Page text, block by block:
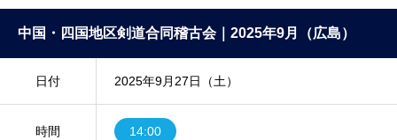
中国・四国地区剣道合同稽古会｜2025年9月（広島）
日付 2025年9月27日（土）
時間 14:00